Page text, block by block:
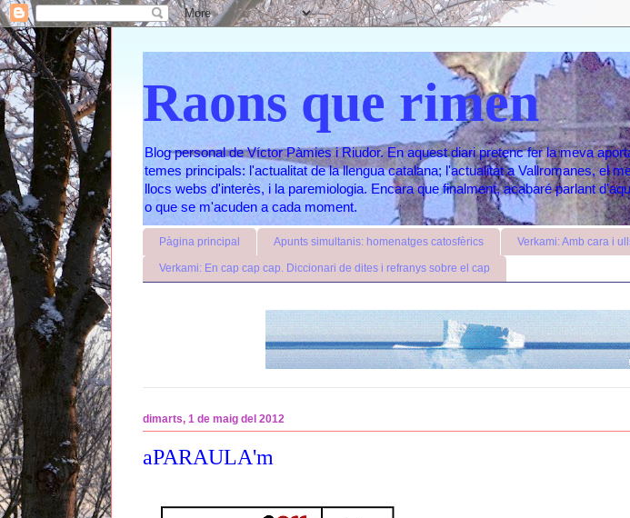
Raons que rimen
Blog personal de Víctor Pàmies i Riudor. En aquest diari pretenc fer la meva
temes principals: l'actualitat de la llengua catalana; l'actualitat a Vallromanes, el
llocs webs d'interès, i la paremiologia. Encara que finalment, acabaré parlant
o que se m'acuden a cada moment.
Pàgina principal Apunts simultanis: homenatges catosfèrics Verkami: Amb cara i
Verkami: En cap cap cap. Diccionari de dites i refranys sobre el cap
dimarts, 1 de maig del 2012
aPARAULA'm